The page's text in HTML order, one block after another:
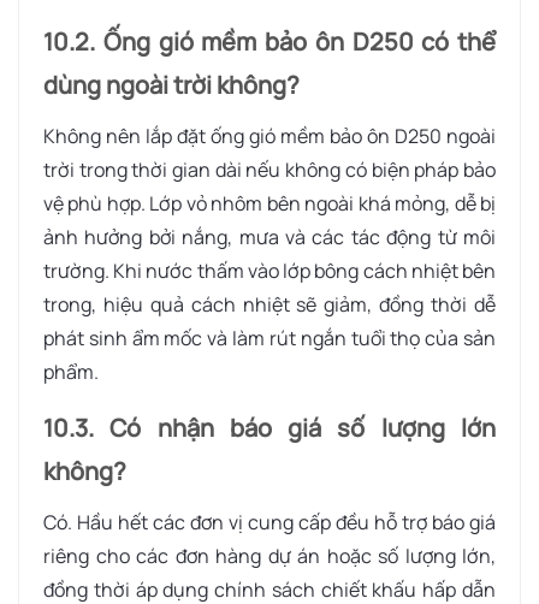
10.2. Ống gió mềm bảo ôn D250 có thể
dùng ngoài trời không?
Không nên lắp đặt ống gió mềm bảo ôn D250 ngoài
trời trong thời gian dài nếu không có biện pháp bảo
vệ phù hợp. Lớp vỏ nhôm bên ngoài khá mỏng, dễ bị
ảnh hưởng bởi nắng, mưa và các tác động từ môi
trường. Khi nước thấm vào lớp bông cách nhiệt bên
trong, hiệu quả cách nhiệt sẽ giảm, đồng thời dễ
phát sinh ẩm mốc và làm rút ngắn tuổi thọ của sản
phẩm.
10.3. Có nhận báo giá số lượng lớn
không?
Có. Hầu hết các đơn vị cung cấp đều hỗ trợ báo giá
riêng cho các đơn hàng dự án hoặc số lượng lớn,
đồng thời áp dụng chính sách chiết khấu hấp dẫn